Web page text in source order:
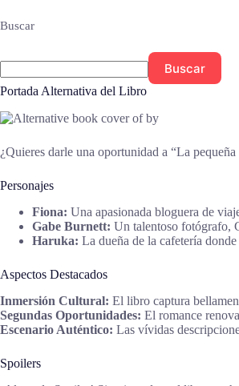
Buscar
Buscar
Portada Alternativa del Libro
¿Quieres darle una oportunidad a “La
Personajes
Fiona: Una apasionada bloguera de
Gabe Burnett: Un talentoso fotógrafo,
Haruka: La dueña de la cafetería
Aspectos Destacados
Inmersión Cultural: El libro captura
Segundas Oportunidades: El romance
Escenario Auténtico: Las vívidas
Spoilers